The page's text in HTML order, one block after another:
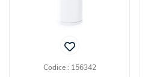
Codice : 156342